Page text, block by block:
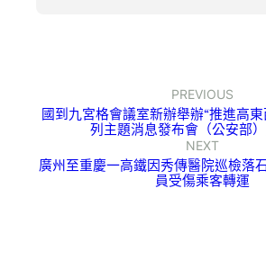
PREVIOUS
國到九宮格會議室新辦舉辦“推進高
列主題消息發布會（公安部
NEXT
廣州至重慶一高鐵因秀傳醫院巡檢落
員受傷乘客轉運